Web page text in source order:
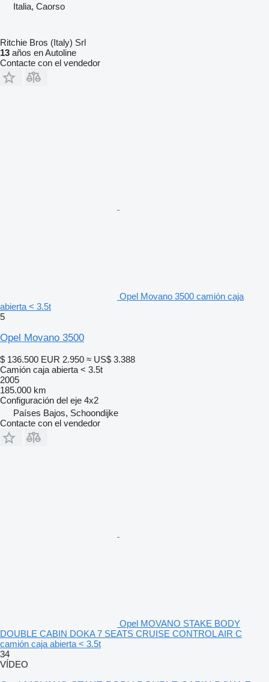
Italia, Caorso
Ritchie Bros (Italy) Srl
13 años en Autoline
Contacte con el vendedor
Opel Movano 3500 camión caja
abierta < 3.5t
5
Opel Movano 3500
$ 136.500 EUR 2.950 ≈ US$ 3.388
Camión caja abierta < 3.5t
2005
185.000 km
Configuración del eje 4x2
Países Bajos, Schoondijke
Contacte con el vendedor
Opel MOVANO STAKE BODY
DOUBLE CABIN DOKA 7 SEATS CRUISE CONTROL AIR C
camión caja abierta < 3.5t
34
VÍDEO